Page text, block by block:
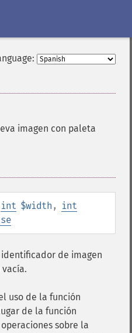
imagen con paleta
int $width ,
int
de imagen
uso de la función
de la función
sobre la